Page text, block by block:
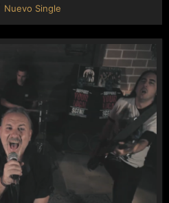
Nuevo Single